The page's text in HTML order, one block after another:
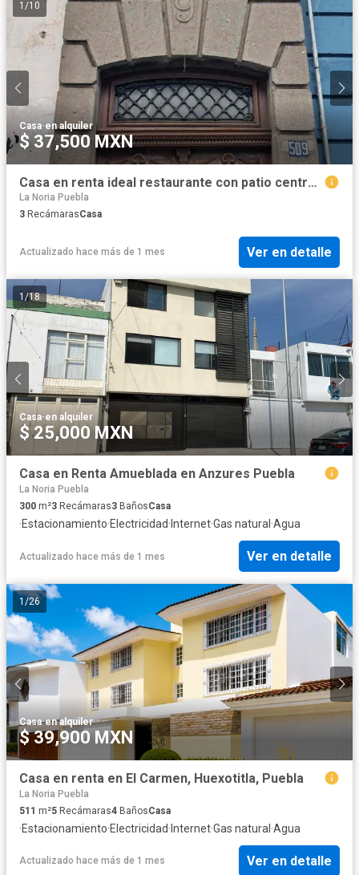
1 /10
Casa·en alquiler
$ 37,500 MXN
Casa en renta ideal restaurante con patio central, 13 pte, col. Centro, Puebla.
La Noria Puebla
3 RecámarasCasa
Actualizado hace más de 1 mes Ver en detalle
1 /18
Casa·en alquiler
$ 25,000 MXN
Casa en Renta Amueblada en Anzures Puebla
La Noria Puebla
300 m²3 Recámaras3 BañosCasa
·Estacionamiento·Electricidad· Internet·Gas natural ·Agua
Actualizado hace más de 1 mes Ver en detalle
1 /26
Casa·en alquiler
$ 39,900 MXN
Casa en renta en El Carmen, Huexotitla, Puebla
La Noria Puebla
511 m²5 Recámaras4 BañosCasa
·Estacionamiento·Electricidad·Internet·Gas natural·Agua
Actualizado hace más de 1 mes Ver en detalle